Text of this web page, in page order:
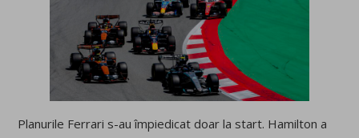
Planurile Ferrari s-au împiedicat doar la start. Hamilton a